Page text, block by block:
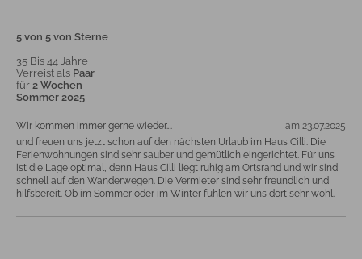
5 von 5 von Sterne
35 Bis 44 Jahre
Verreist als Paar
für 2 Wochen
Sommer 2025
am 23.07.2025
Wir kommen immer gerne wieder….
und freuen uns jetzt schon auf den nächsten Urlaub im Haus Cilli. Die
Ferienwohnungen sind sehr sauber und gemütlich eingerichtet. Für uns
ist die Lage optimal, denn Haus Cilli liegt ruhig am Ortsrand und wir sind
schnell auf den Wanderwegen. Die Vermieter sind sehr freundlich und
hilfsbereit. Ob im Sommer oder im Winter fühlen wir uns dort sehr wohl.